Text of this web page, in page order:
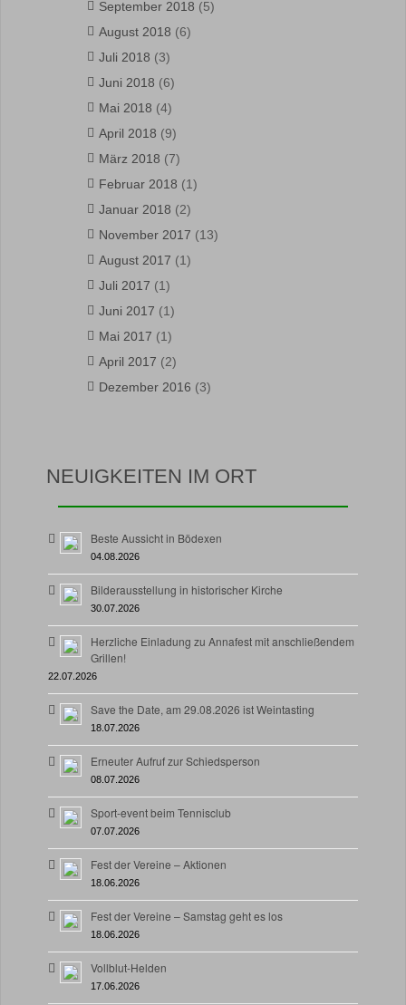
September 2018 (5)
August 2018 (6)
Juli 2018 (3)
Juni 2018 (6)
Mai 2018 (4)
April 2018 (9)
März 2018 (7)
Februar 2018 (1)
Januar 2018 (2)
November 2017 (13)
August 2017 (1)
Juli 2017 (1)
Juni 2017 (1)
Mai 2017 (1)
April 2017 (2)
Dezember 2016 (3)
NEUIGKEITEN IM ORT
Beste Aussicht in Bödexen
04.08.2026
Bilderausstellung in historischer Kirche
30.07.2026
Herzliche Einladung zu Annafest mit anschließendem
Grillen!
22.07.2026
Save the Date, am 29.08.2026 ist Weintasting
18.07.2026
Erneuter Aufruf zur Schiedsperson
08.07.2026
Sport-event beim Tennisclub
07.07.2026
Fest der Vereine – Aktionen
18.06.2026
Fest der Vereine – Samstag geht es los
18.06.2026
Vollblut-Helden
17.06.2026